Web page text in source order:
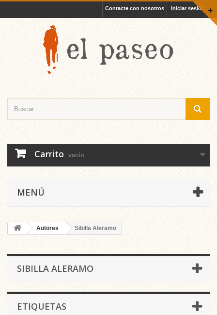
+
Iniciar sesión
Contacte con nosotros
Carrito vacío
MENÚ
Autores Sibilla Aleramo
SIBILLA ALERAMO
ETIQUETAS